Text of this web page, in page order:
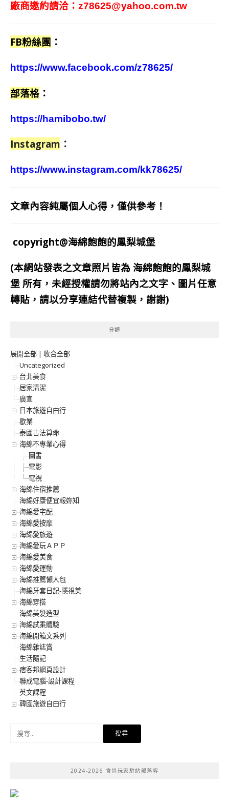
廠商邀約請洽： z78625@yahoo.com.tw
FB粉絲團 ：
https://www.facebook.com/z78625/
部落格 ：
https://hamibobo.tw/
Instagram ：
https://www.instagram.com/kk78625/
文章內容純屬個人心得，僅供參考！
copyright@海綿飽飽的鳳梨城堡
(本網站發表之文章照片皆為 海綿飽飽的鳳梨城
堡 所有，未經授權請勿將站內之文字、圖片任意
轉貼，請以分享連結代替複製，謝謝)
分類
展開全部 | 收合全部
Uncategorized
台北美食
居家清潔
廣宣
日本旅遊自由行
歇業
泰國古法算命
海綿不專業心得
圖書
電影
電視
海綿住宿推薦
海綿好康便宜報妳知
海綿愛宅配
海綿愛按摩
海綿愛旅遊
海綿愛玩ＡＰＰ
海綿愛美食
海綿愛運動
海綿推薦懶人包
海綿牙套日記-隱視美
海綿穿搭
海綿美髮造型
海綿試乘體驗
海綿開箱文系列
海綿雜誌賞
生活隨記
痞客邦網頁設計
聯成電腦-設計課程
英文課程
韓國旅遊自由行
2024-2026 食尚玩家駐站部落客